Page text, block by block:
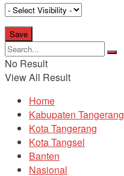
No Result
View All Result
Home
Kabupaten Tangerang
Kota Tangerang
Kota Tangsel
Banten
Nasional